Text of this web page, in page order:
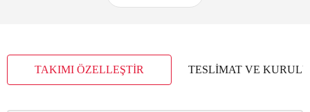
Kapak Sayısı
Kulp Malzemesi Metal
TAKIMI ÖZELLEŞTİR TESLİMAT VE